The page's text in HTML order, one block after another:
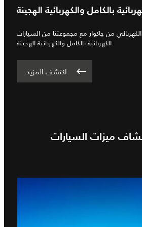
بالكامل والكهربائية الهجينة
الكهربائي من جاكوار مع مجموعتنا من السيارات
الكهربائية بالكامل والكهربائية الهجينة.
اكتشف المزيد
ميزات السيارات